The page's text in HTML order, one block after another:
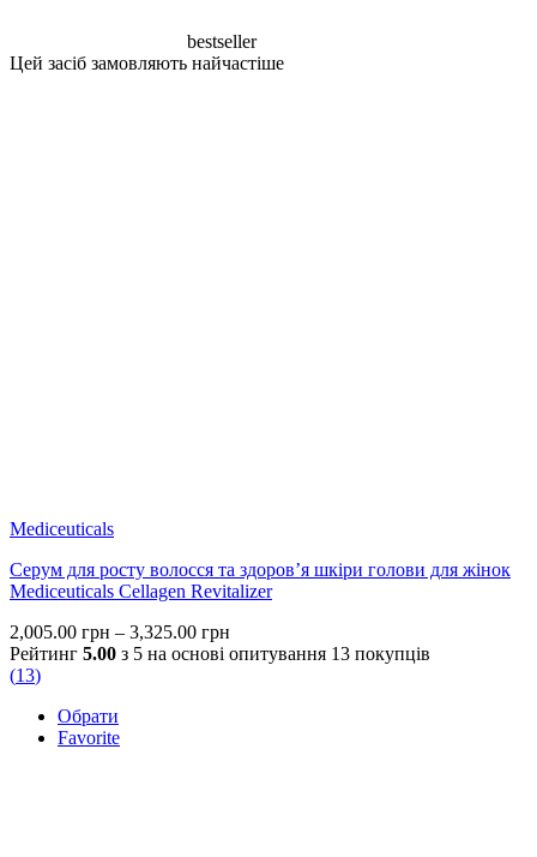
bestseller
Цей засіб замовляють найчастіше
Mediceuticals
Серум для росту волосся та здоров’я шкіри голови для жінок
Mediceuticals Cellagen Revitalizer
2,005.00 грн – 3,325.00 грн
range:
Рейтинг 5.00 з 5 на основі опитування 13 покупців
(13)
Обрати
Favorite